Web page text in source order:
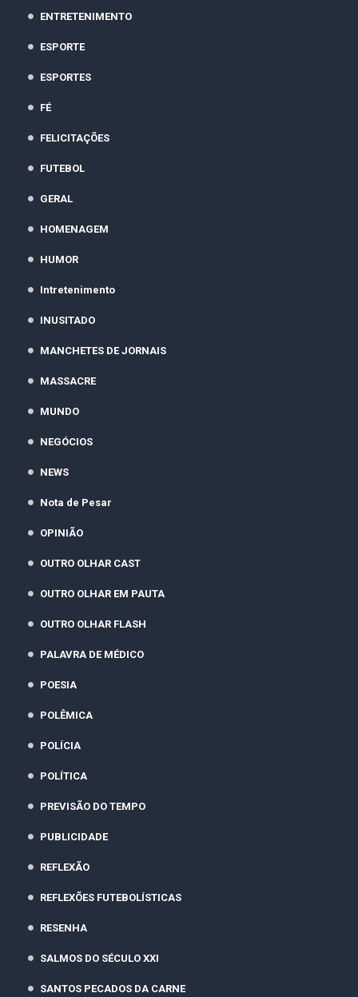
ENTRETENIMENTO
ESPORTE
ESPORTES
FÉ
FELICITAÇÕES
FUTEBOL
GERAL
HOMENAGEM
HUMOR
Intretenimento
INUSITADO
MANCHETES DE JORNAIS
MASSACRE
MUNDO
NEGÓCIOS
NEWS
Nota de Pesar
OPINIÃO
OUTRO OLHAR CAST
OUTRO OLHAR EM PAUTA
OUTRO OLHAR FLASH
PALAVRA DE MÉDICO
POESIA
POLÊMICA
POLÍCIA
POLÍTICA
PREVISÃO DO TEMPO
PUBLICIDADE
REFLEXÃO
REFLEXÕES FUTEBOLÍSTICAS
RESENHA
SALMOS DO SÉCULO XXI
SANTOS PECADOS DA CARNE